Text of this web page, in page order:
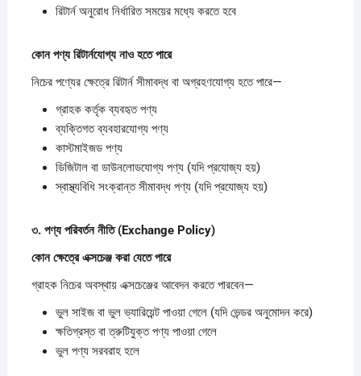
রিটার্ন অনুরোধ নির্ধারিত সময়ের মধ্যে করতে হবে
কোনপণ্যরিটার্নযোগ্যনাওহতেপারে
নিচের পণ্যের ক্ষেত্রে রিটার্ন সীমাবদ্ধ বা অগ্রহণযোগ্য হতে পারে—
গ্রাহক কর্তৃক ব্যবহৃত পণ্য
ব্যক্তিগত ব্যবহারযোগ্য পণ্য
কাস্টমাইজড পণ্য
ডিজিটাল বা ডাউনলোডযোগ্য পণ্য (যদি প্রযোজ্য হয়)
স্বাস্থ্যবিধি সংক্রান্ত সীমাবদ্ধ পণ্য (যদি প্রযোজ্য হয়)
৩. পণ্যপরিবর্তননীতি (Exchange Policy)
কোনক্ষেত্রেএক্সচেঞ্জ করাযেতেপারে
গ্রাহক নিচের অবস্থায় এক্সচেঞ্জের আবেদন করতে পারবেন—
ভুল সাইজ বা ভুল ভ্যারিয়েন্ট পাওয়া গেলে (যদি ভেন্ডর অনুমোদন করে)
ক্ষতিগ্রস্ত বা ত্রুটিযুক্ত পণ্য পাওয়া গেলে
ভুল পণ্য সরবরাহ হলে